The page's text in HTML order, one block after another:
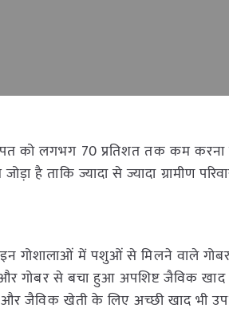
को लगभग 70 प्रतिशत तक कम करना है।
है ताकि ज्यादा से ज्यादा ग्रामीण
गोशालाओं में पशुओं से मिलने वाले
गोबर से बचा हुआ अपशिष्ट जैविक
जैविक खेती के लिए अच्छी खाद भी